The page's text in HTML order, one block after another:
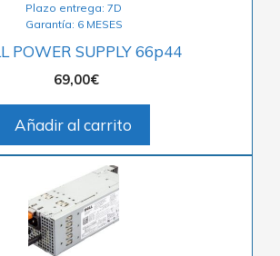
Plazo entrega: 7D
Garantía: 6 MESES
POWER SUPPLY 66p44
69,00€
Añadir al carrito